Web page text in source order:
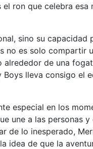
el ron que celebra esa
sino su
es solo compartir
de una
lleva consigo el
especial en los
une a las personas
lo inesperado,
idea de que la